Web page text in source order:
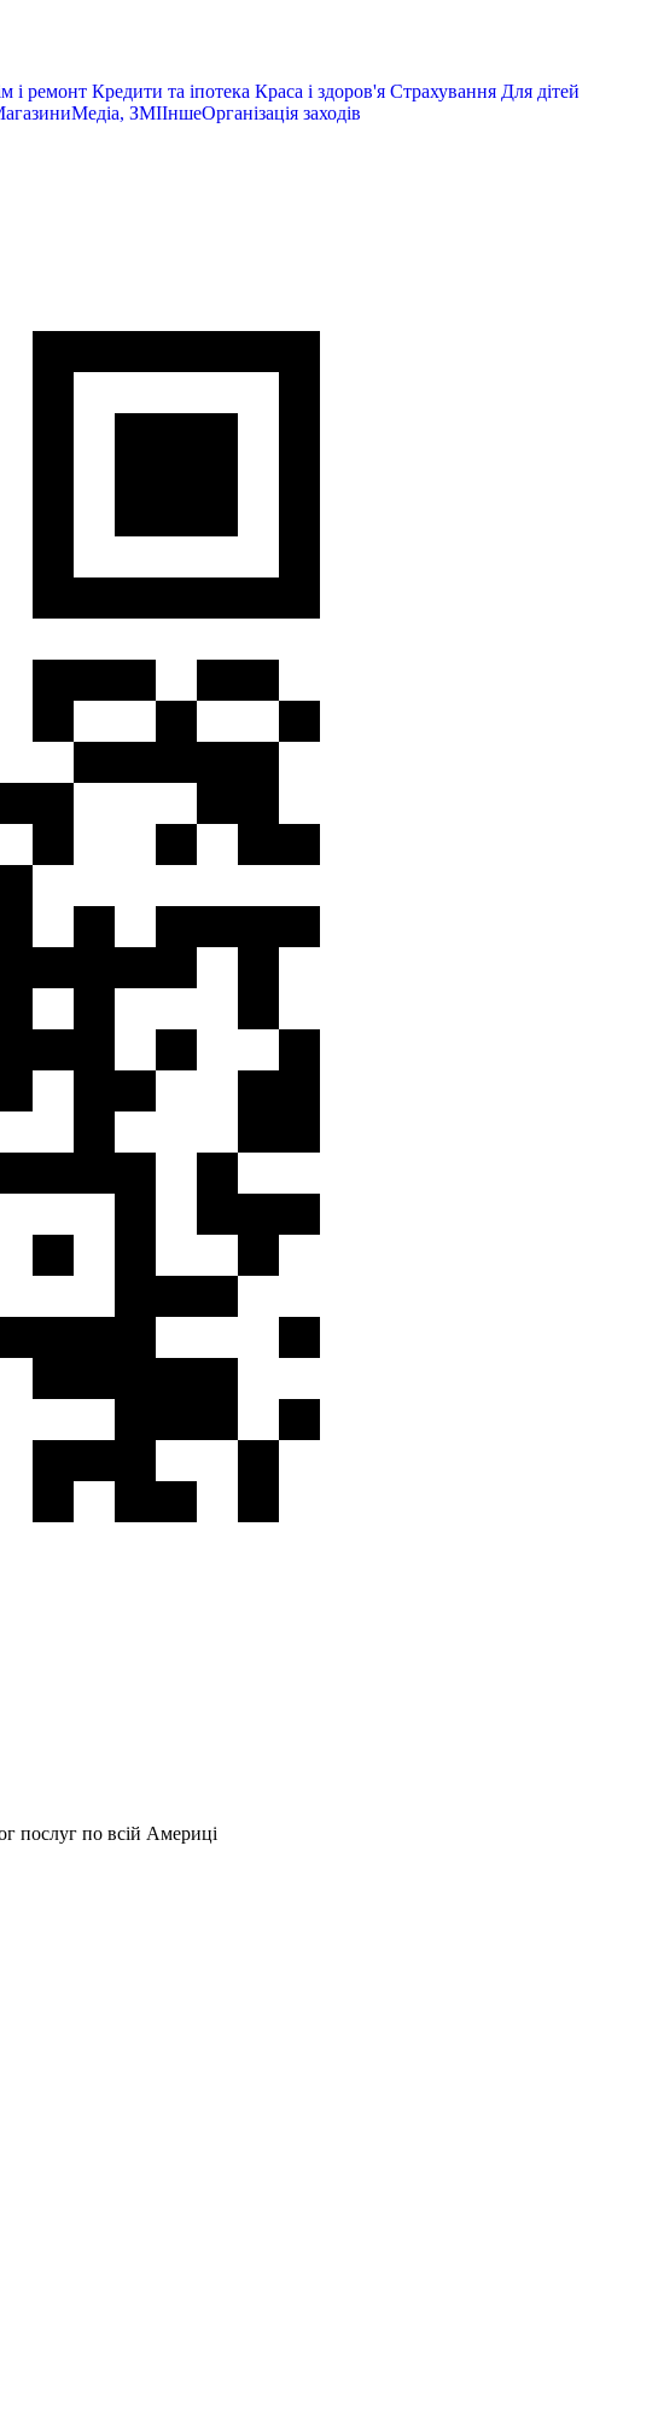
і ремонт Кредити та іпотека Краса і здоров'я Страхування Для дітей
Медіа, ЗМІІншеОрганізація заходів
послуг по всій Америці